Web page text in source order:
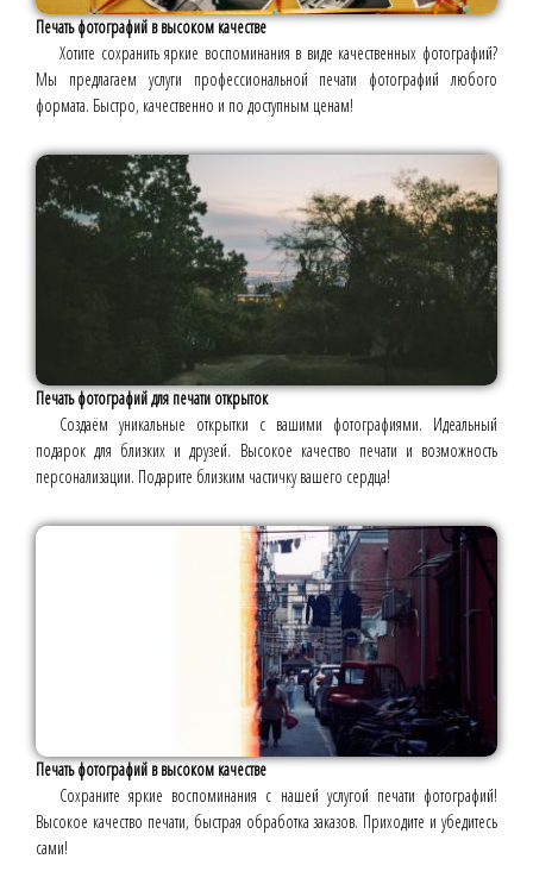
Печать фотографий в высоком качестве
Хотите сохранить яркие воспоминания в виде качественных фотографий?
Мы предлагаем услуги профессиональной печати фотографий любого
формата. Быстро, качественно и по доступным ценам!
Печать фотографий для печати открыток
Создаём уникальные открытки с вашими фотографиями. Идеальный
подарок для близких и друзей. Высокое качество печати и возможность
персонализации. Подарите близким частичку вашего сердца!
Печать фотографий в высоком качестве
Сохраните яркие воспоминания с нашей услугой печати фотографий!
Высокое качество печати, быстрая обработка заказов. Приходите и убедитесь
сами!